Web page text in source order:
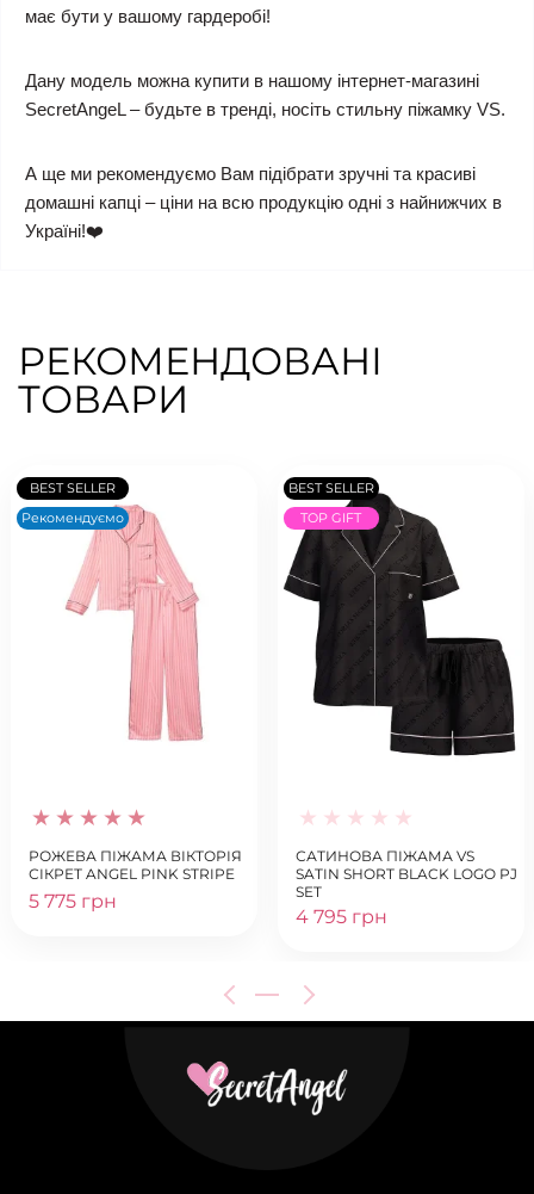
має бути у вашому гардеробі!
Дану модель можна купити в нашому інтернет-магазині
SecretAngeL – будьте в тренді, носіть стильну піжамку VS.
А ще ми рекомендуємо Вам підібрати зручні та красиві
домашні капці – ціни на всю продукцію одні з найнижчих в
Україні!❤️
РЕКОМЕНДОВАНІ
ТОВАРИ
BEST SELLER
Рекомендуємо
РОЖЕВА ПІЖАМА ВІКТОРІЯ
СІКРЕТ ANGEL PINK STRIPE
5 775 грн
BEST SELLER
TOP GIFT
САТИНОВА ПІЖАМА VS
SATIN SHORT BLACK LOGO PJ
SET
4 795 грн